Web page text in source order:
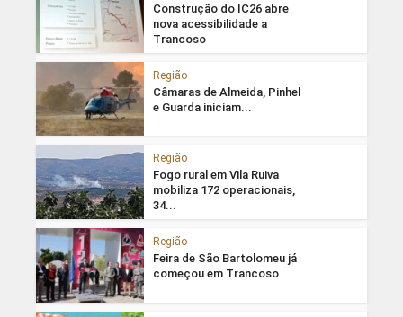
Construção do IC26 abre
nova acessibilidade a
Trancoso
Região
Câmaras de Almeida, Pinhel
e Guarda iniciam...
Região
Fogo rural em Vila Ruiva
mobiliza 172 operacionais,
34...
Região
Feira de São Bartolomeu já
começou em Trancoso